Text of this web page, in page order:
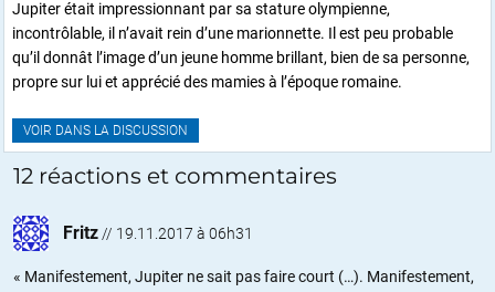
Jupiter était impressionnant par sa stature olympienne,
incontrôlable, il n’avait rein d’une marionnette. Il est peu probable
qu’il donnât l’image d’un jeune homme brillant, bien de sa personne,
propre sur lui et apprécié des mamies à l’époque romaine.
VOIR DANS LA DISCUSSION
12 réactions et commentaires
Fritz // 19.11.2017 à 06h31
« Manifestement, Jupiter ne sait pas faire court (…). Manifestement,